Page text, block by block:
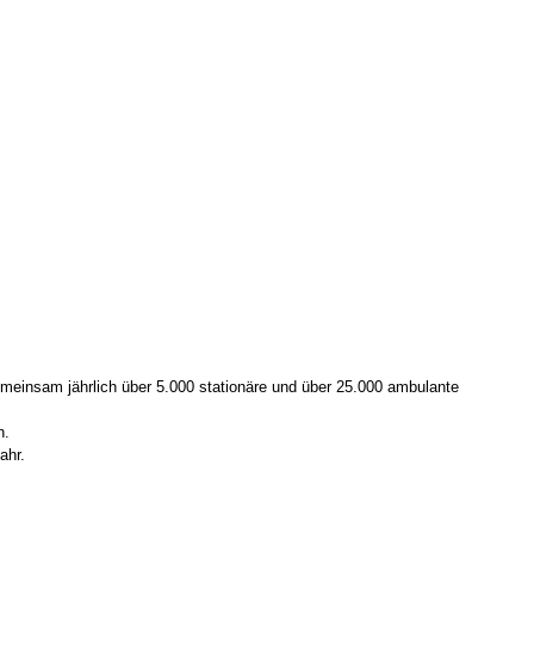
jährlich über 5.000 stationäre und über 25.000 ambulante